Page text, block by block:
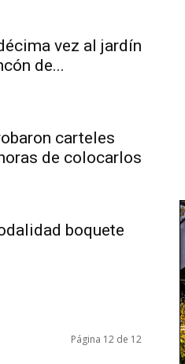
vez al jardín
de...
carteles
de colocarlos
boquete
Página 12 de 12